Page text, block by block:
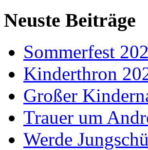
Neuste Beiträge
Sommerfest
Kinderthron
Großer
Trauer um
Werde